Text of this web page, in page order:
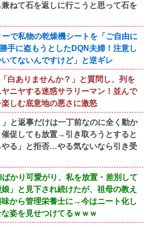
ねて石を返しに行こうと思って石を
で私物の乾燥機シートを「ご自由に
手に盗もうとしたDQN夫婦！注意し
てないんですけど」と逆ギレ
白ありませんか？」と質問し、列を
ニヤする迷惑サラリーマン！並んで
しむ底意地の悪さに激怒
」と返事だけは一丁前なのに全く動か
促しても放置→引き取ろうとすると
やる」と拒否…やる気ないなら引き受
かり可愛がり、私を放置・差別して
」と見下され続けたが、祖母の教え
から管理栄養士に→今はニート化し
姿を見せつけてるｗｗｗ